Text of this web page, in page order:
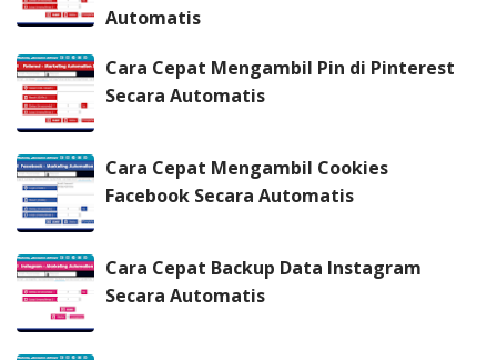
Automatis
Cara Cepat Mengambil Pin di Pinterest
Secara Automatis
Cara Cepat Mengambil Cookies
Facebook Secara Automatis
Cara Cepat Backup Data Instagram
Secara Automatis